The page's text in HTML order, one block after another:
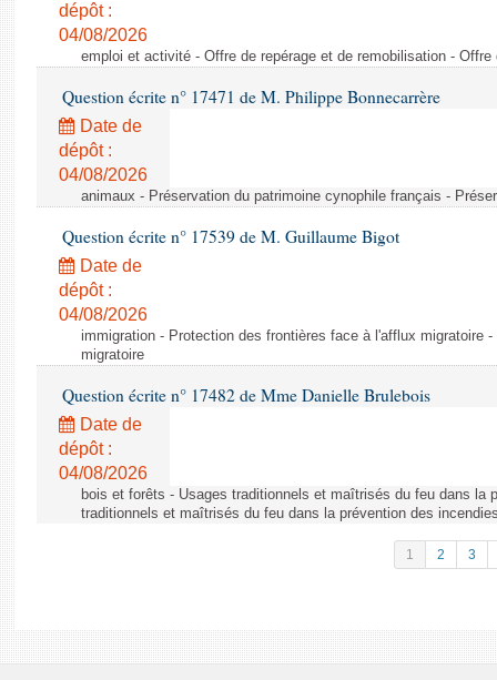
dépôt :
04/08/2026
emploi et activité - Offre de repérage et de remobilisation -
Question écrite n° 17471 de M. Philippe Bonnecarrère
Date de
dépôt :
04/08/2026
animaux - Préservation du patrimoine cynophile français -
Question écrite n° 17539 de M. Guillaume Bigot
Date de
dépôt :
04/08/2026
immigration - Protection des frontières face à l'afflux migratoire
migratoire
Question écrite n° 17482 de Mme Danielle Brulebois
Date de
dépôt :
04/08/2026
bois et forêts - Usages traditionnels et maîtrisés du feu dans la
traditionnels et maîtrisés du feu dans la prévention des
1 2 3